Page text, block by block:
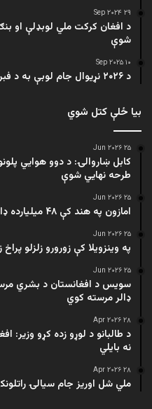
۲۹ Sep ۲۰۲۴
د افغان کرکت ملي لوبډلې او
شوې
۱۰ Sep ۲۰۲۵
د ۲۰۲۶ نړیوال جام لوبې به د فبرورۍ په ۷مه پیل شي
بیا ځلې کتل شوي
۲۵ Jun ۲۰۲۶
کابل ښاروالۍ: د دوو هوايي
طرحه نهایي شوې
۲۵ Jun ۲۰۲۶
امازون په هند کې ۴۸ میلیارده ډالرو پانګونه کوي
۲۵ Jun ۲۰۲۶
په وینزویلا کې زورورو زلزلو پراخ
۲۵ Jun ۲۰۲۶
سویس د افغانستان د بشري
ډالر مرسته کوي
۲۸ Apr ۲۰۲۶
د طالبانو د لوړو زده کړو وزیر:
نه بایلي
۲۸ Apr ۲۰۲۶
ملي شل اوریز جام سیالۍ